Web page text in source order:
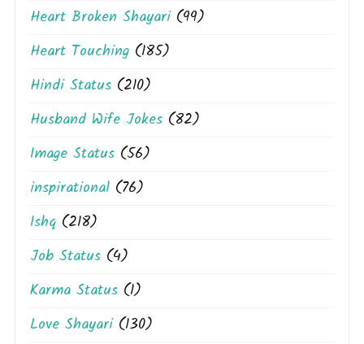
Heart Broken Shayari(99)
Heart Touching (185)
Hindi Status (210)
Husband Wife Jokes (82)
Image Status (56)
inspirational (76)
Ishq (218)
Job Status (4)
Karma Status (1)
Love Shayari(130)